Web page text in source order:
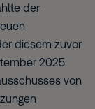
der
diesem zuvor
2025
von